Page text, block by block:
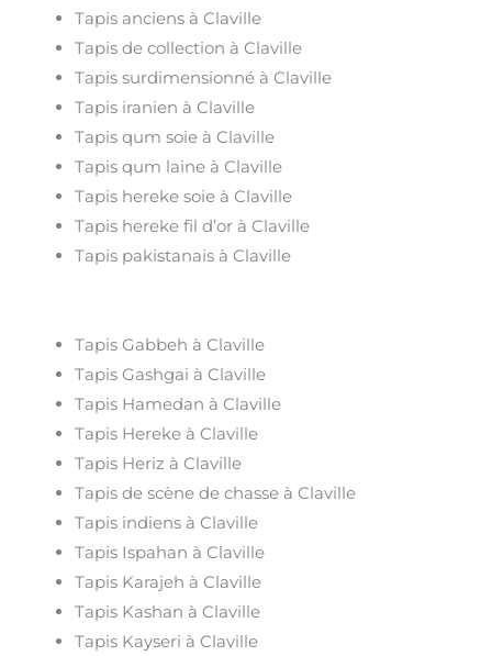
Tapis anciens à Claville
Tapis de collection à Claville
Tapis surdimensionné à Claville
Tapis iranien à Claville
Tapis qum soie à Claville
Tapis qum laine à Claville
Tapis hereke soie à Claville
Tapis hereke fil d’or à Claville
Tapis pakistanais à Claville
Tapis Gabbeh à Claville
Tapis Gashgai à Claville
Tapis Hamedan à Claville
Tapis Hereke à Claville
Tapis Heriz à Claville
Tapis de scène de chasse à Claville
Tapis indiens à Claville
Tapis Ispahan à Claville
Tapis Karajeh à Claville
Tapis Kashan à Claville
Tapis Kayseri à Claville